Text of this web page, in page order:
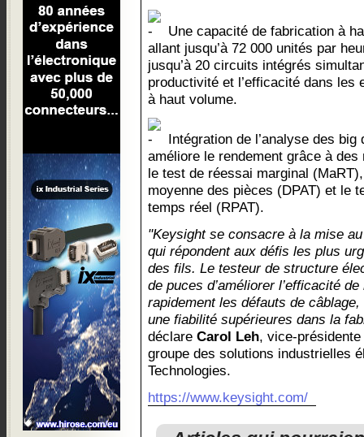
Une capacité de fabrication à
allant jusqu’à 72 000 unités par
jusqu’à 20 circuits intégrés
productivité et l’efficacité dans les
à haut volume.
Intégration de l’analyse des
améliore le rendement grâce à
le test de réessai marginal
moyenne des pièces (DPAT) et le
temps réel (RPAT).
"Keysight se consacre à la mise
qui répondent aux défis les plus
des fils. Le testeur de structure
de puces d’améliorer l’efficacité
rapidement les défauts de
une fiabilité supérieures dans la
déclare Carol Leh, vice-présidente
groupe des solutions industrielles
Technologies.
https://www.keysight.com/